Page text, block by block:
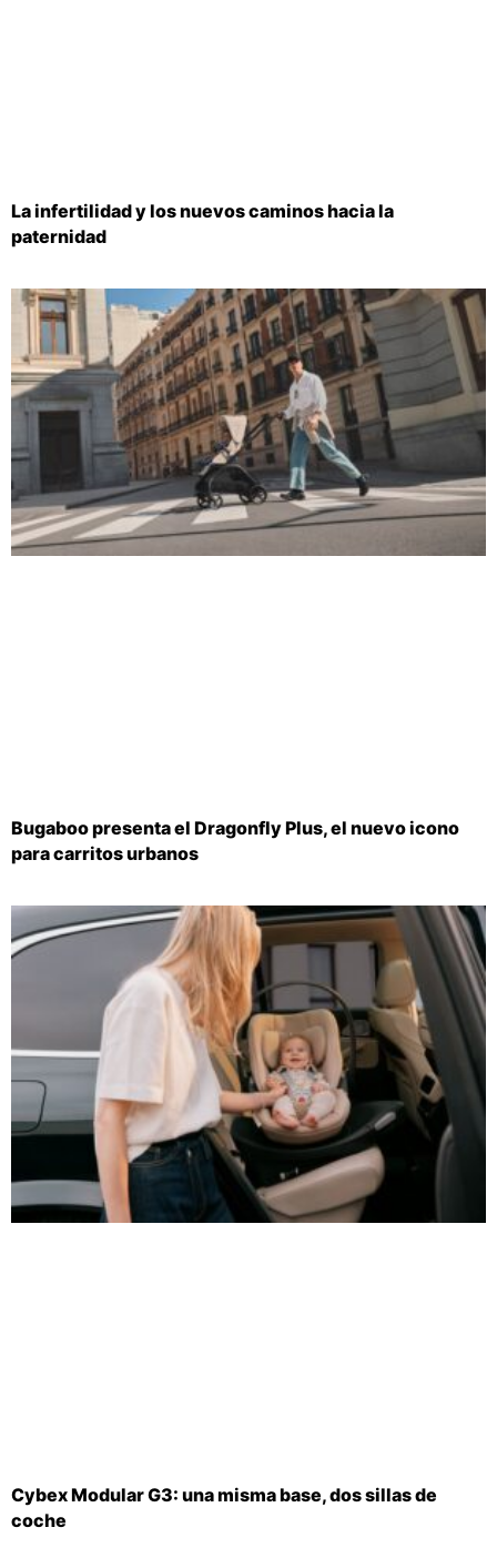
La infertilidad y los nuevos caminos hacia la
paternidad
Bugaboo presenta el Dragonfly Plus, el nuevo icono
para carritos urbanos
Cybex Modular G3: una misma base, dos sillas de
coche